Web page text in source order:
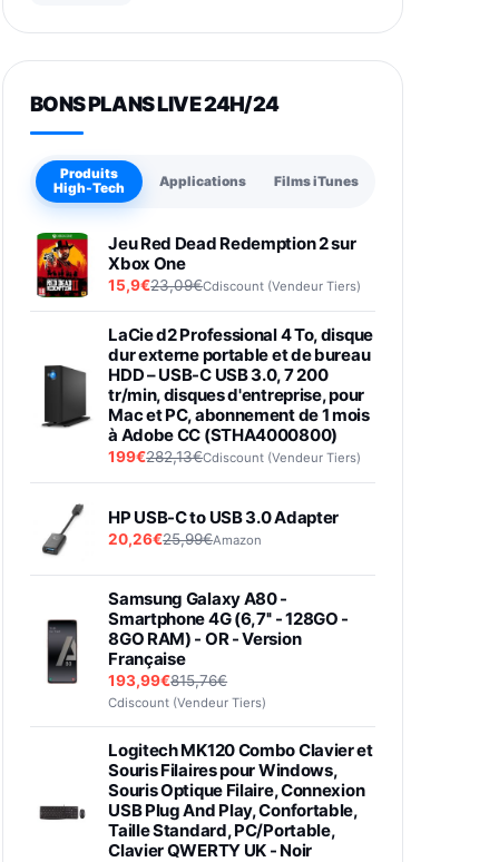
BONS PLANS LIVE 24H/24
Produits
High-Tech
Applications Films iTunes
Jeu Red Dead Redemption 2 sur
Xbox One
15,9€23,09€Cdiscount (Vendeur Tiers)
LaCie d2 Professional 4 To, disque
dur externe portable et de bureau
HDD – USB-C USB 3.0, 7 200
tr/min, disques d'entreprise, pour
Mac et PC, abonnement de 1 mois
à Adobe CC (STHA4000800)
199€282,13€Cdiscount (Vendeur Tiers)
HP USB-C to USB 3.0 Adapter
20,26€25,99€Amazon
Samsung Galaxy A80 -
Smartphone 4G (6,7'' - 128GO -
8GO RAM) - OR - Version
Française
193,99€815,76€
Cdiscount (Vendeur Tiers)
Logitech MK120 Combo Clavier et
Souris Filaires pour Windows,
Souris Optique Filaire, Connexion
USB Plug And Play, Confortable,
Taille Standard, PC/Portable,
Clavier QWERTY UK - Noir